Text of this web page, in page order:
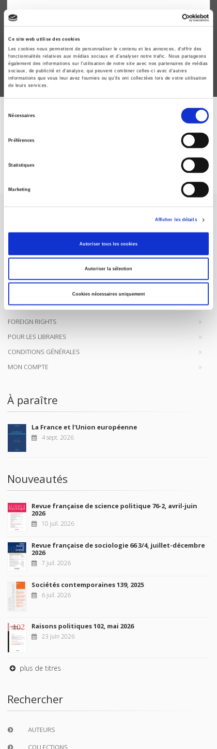
Ce site web utilise des cookies
Les cookies nous permettent de personnaliser le contenu et les annonces, d'offrir des
fonctionnalités relatives aux médias sociaux et d'analyser notre trafic. Nous partageons
également des informations sur l'utilisation de notre site avec nos partenaires de médias
sociaux, de publicité et d'analyse, qui peuvent combiner celles-ci avec d'autres
informations que vous leur avez fournies ou qu'ils ont collectées lors de votre utilisation
de leurs services.
Nécessaires
Préférences
Statistiques
Marketing
Afficher les détails
Autoriser tous les cookies
Autoriser la sélection
Cookies nécessaires uniquement
Identité et démocratie dans un monde global
René Otayek
ABONNEZ-VOUS À NOS
Maison d'édition dédiée aux sciences humaines et sociales, les
Presses de Sciences Po participent depuis leur création en 1976
CONTACTS
FOREIGN RIGHTS
POUR LES LIBRAIRES
CONDITIONS GÉNÉRALES
MON COMPTE
À paraître
La France et l'Union européenne
4 sept. 2026
Nouveautés
Revue française de science politique 76-2, avril-juin
2026
10 juil. 2026
Revue française de sociologie 66 3/4, juillet-décembre
2026
7 juil. 2026
Sociétés contemporaines 139, 2025
6 juil. 2026
Raisons politiques 102, mai 2026
23 juin 2026
plus de titres
Rechercher
AUTEURS
COLLECTIONS